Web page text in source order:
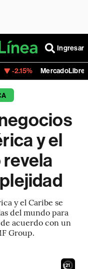
Ingresar
1,821.795 -
y el
y el Caribe se
del mundo para
acuerdo con un
Group.
19